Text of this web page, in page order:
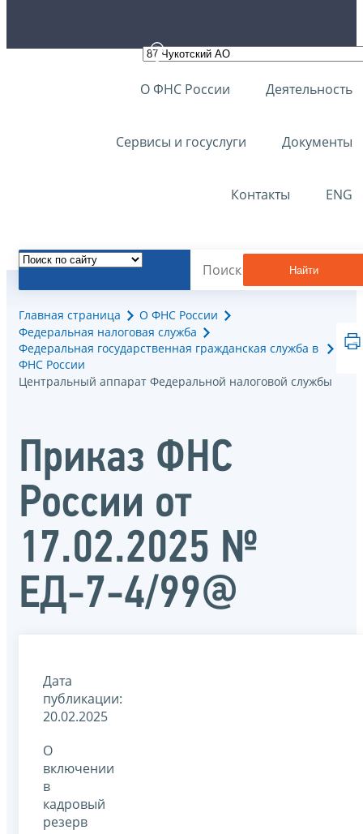
О ФНС России Деятельность
Сервисы и госуслуги Документы
Контакты ENG
Найти
Главная страница
О ФНС России
Федеральная налоговая служба
Федеральная государственная гражданская служба в
ФНС России
Центральный аппарат Федеральной налоговой службы
Приказ ФНС
России от
17.02.2025 №
ЕД-7-4/99@
Дата
публикации:
20.02.2025
О
включении
в
кадровый
резерв